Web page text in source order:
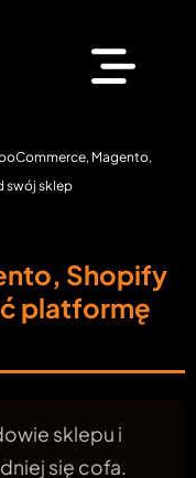
Magento,
swój sklep
Shopify
platformę
sklepu i
się cofa.